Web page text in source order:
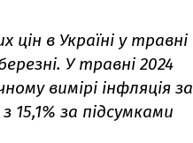
в Україні у травні
У травні 2024
вимірі інфляція за
15,1% за підсумками